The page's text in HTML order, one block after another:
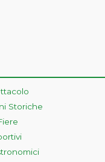
Storiche